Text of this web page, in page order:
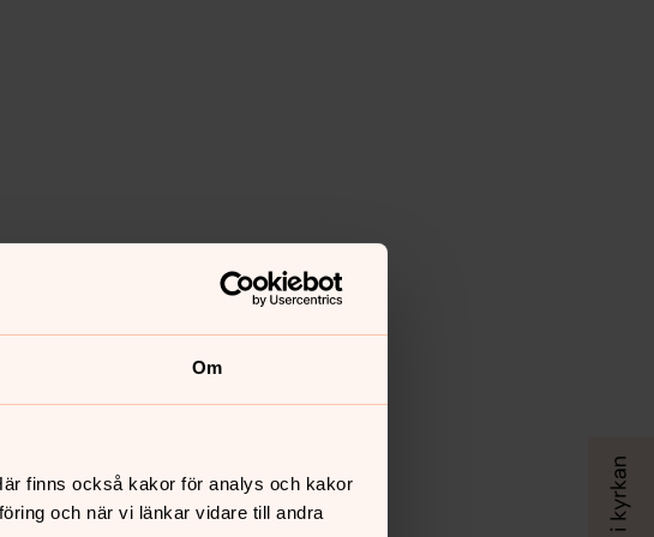
Om
finns också kakor för analys och kakor
och när vi länkar vidare till andra